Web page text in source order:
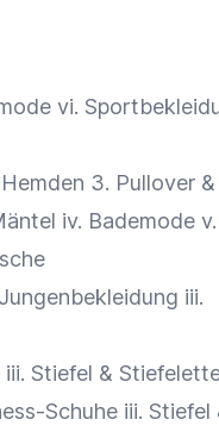
vi.
3. Pullover
iv. Bademode v.
iii.
iii. Stiefel &
Schuhe iii. Stiefel